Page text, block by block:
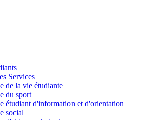
Services
de la vie étudiante
du sport
étudiant d'information et d'orientation
social